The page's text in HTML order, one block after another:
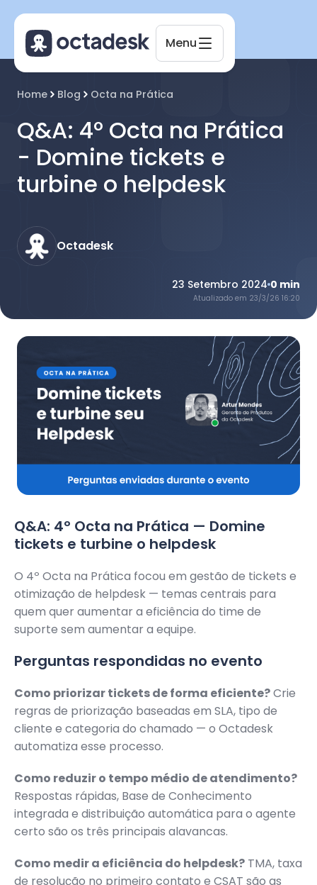
Menu
Home Blog Octa na Prática
Q&A: 4º Octa na Prática
- Domine tickets e
turbine o helpdesk
Octadesk
23 Setembro 2024 0 min
Atualizado em 23/3/26 16:20
Q&A: 4º Octa na Prática — Domine
tickets e turbine o helpdesk
O 4º Octa na Prática focou em gestão de tickets e
otimização de helpdesk — temas centrais para
quem quer aumentar a eficiência do time de
suporte sem aumentar a equipe.
Perguntas respondidas no evento
Como priorizar tickets de forma eficiente?Crie
regras de priorização baseadas em SLA, tipo de
cliente e categoria do chamado — o Octadesk
automatiza esse processo.
Como reduzir o tempo médio de atendimento?
Respostas rápidas, Base de Conhecimento
integrada e distribuição automática para o agente
certo são os três principais alavancas.
Como medir a eficiência do helpdesk? TMA, taxa
de resolução no primeiro contato e CSAT são as
Online agora